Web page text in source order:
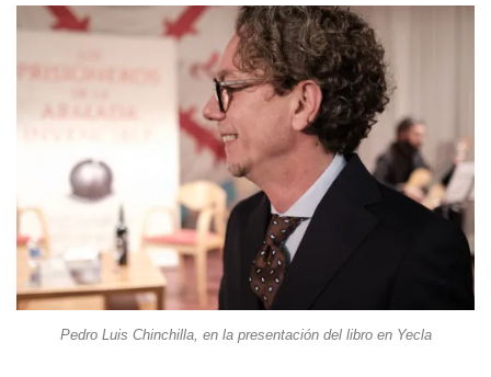
Pedro Luis Chinchilla, en la presentación del libro en Yecla